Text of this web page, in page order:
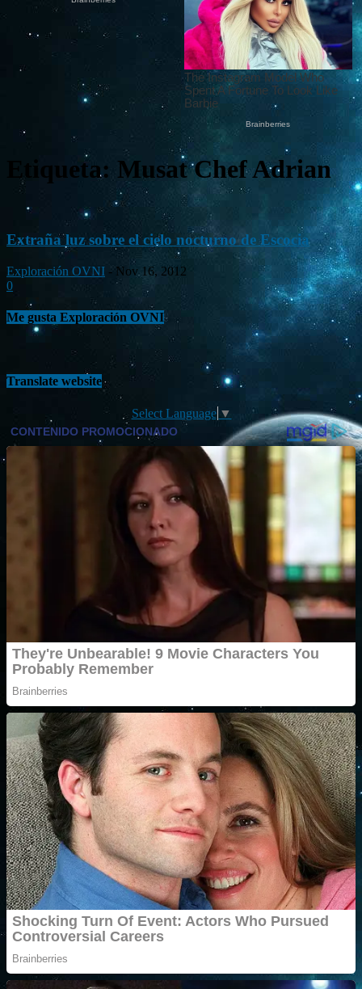
Etiqueta: Musat Chef Adrian
Extraña luz sobre el cielo nocturno de Escocia
Exploración OVNI - Nov 16, 2012
0
Me gusta Exploración OVNI
Translate website
Select Language ▼